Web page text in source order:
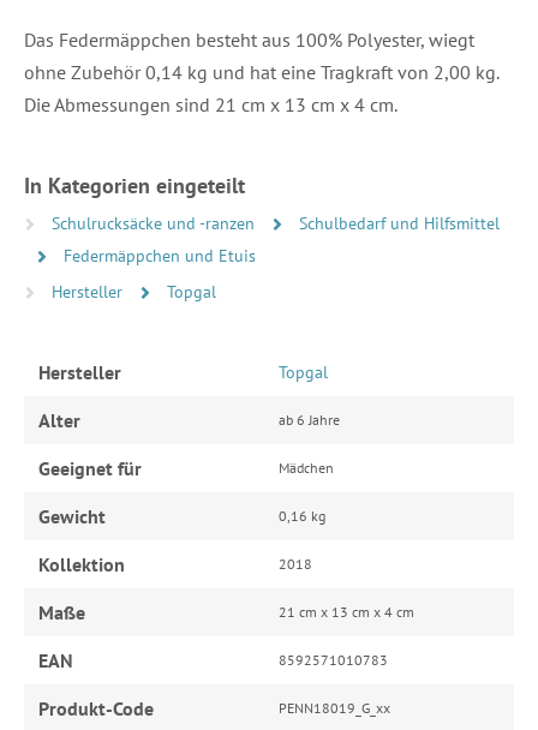
Das Federmäppchen besteht aus 100% Polyester, wiegt
ohne Zubehör 0,14 kg und hat eine Tragkraft von 2,00 kg.
Die Abmessungen sind 21 cm x 13 cm x 4 cm.
In Kategorien eingeteilt
Schulrucksäcke und -ranzen
Schulbedarf und Hilfsmittel
Federmäppchen und Etuis
Hersteller
Topgal
Hersteller Topgal
Alter ab 6 Jahre
Geeignet für Mädchen
Gewicht 0,16 kg
Kollektion 2018
Maße 21 cm x 13 cm x 4 cm
EAN 8592571010783
Produkt-Code PENN18019_G_xx